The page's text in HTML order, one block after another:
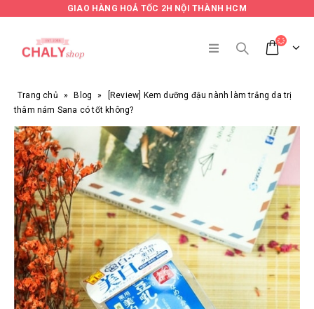
GIAO HÀNG HOẢ TỐC 2H NỘI THÀNH HCM
Trang chủ » Blog »
[Review] Kem dưỡng đậu nành làm trắng da trị
thâm nám Sana có tốt không?